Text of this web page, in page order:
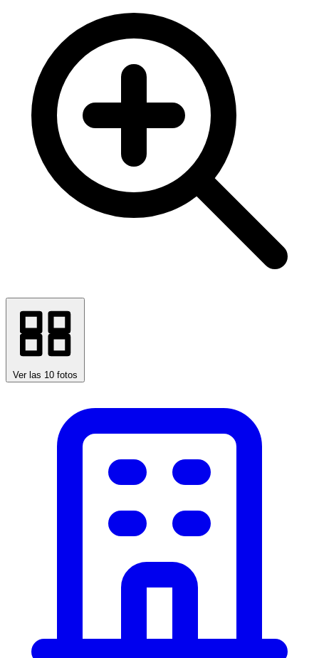
Ver las 10 fotos